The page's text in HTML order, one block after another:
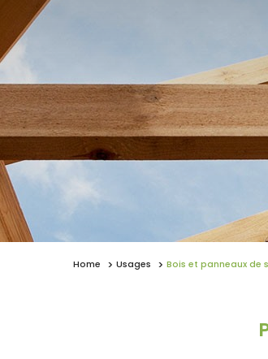
Home Usages Bois et panneaux de